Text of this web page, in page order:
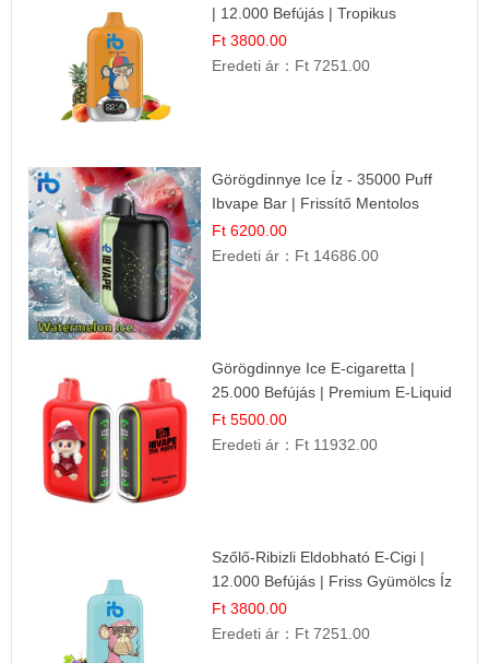
| 12.000 Befújás | Tropikus
Gyümölcs Íz
Ft 3800.00
Eredeti ár： Ft 7251.00
Görögdinnye Ice Íz - 35000 Puff
Ibvape Bar | Frissítő Mentolos
Élmény!
Ft 6200.00
Eredeti ár： Ft 14686.00
Görögdinnye Ice E-cigaretta |
25.000 Befújás | Premium E-Liquid
Ft 5500.00
Eredeti ár： Ft 11932.00
Szőlő-Ribizli Eldobható E-Cigi |
12.000 Befújás | Friss Gyümölcs Íz
Ft 3800.00
Eredeti ár： Ft 7251.00